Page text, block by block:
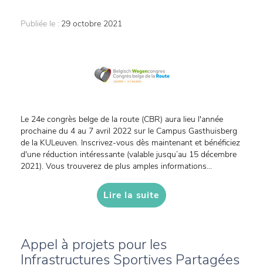
Publiée le : 29 octobre 2021
Le 24e congrès belge de la route (CBR) aura lieu l'année
prochaine du 4 au 7 avril 2022 sur le Campus Gasthuisberg
de la KULeuven. Inscrivez-vous dès maintenant et bénéficiez
d'une réduction intéressante (valable jusqu’au 15 décembre
2021). Vous trouverez de plus amples informations...
Lire la suite
Appel à projets pour les
Infrastructures Sportives Partagées